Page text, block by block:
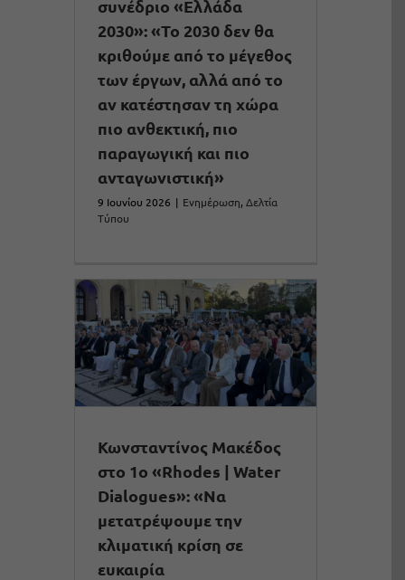
συνέδριο «Ελλάδα
2030»: «Το 2030 δεν θα
κριθούμε από το μέγεθος
των έργων, αλλά από το
αν κατέστησαν τη χώρα
πιο ανθεκτική, πιο
παραγωγική και πιο
ανταγωνιστική»
9 Ιουνίου 2026 | Ενημέρωση, Δελτία
Τύπου
Κωνσταντίνος Μακέδος
στο 1ο «Rhodes | Water
Dialogues»: «Να
μετατρέψουμε την
κλιματική κρίση σε
ευκαιρία